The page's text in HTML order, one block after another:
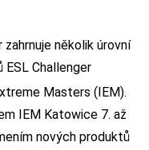
několik úrovní
Challenger
Masters (IEM).
IEM Katowice 7. až
nových produktů